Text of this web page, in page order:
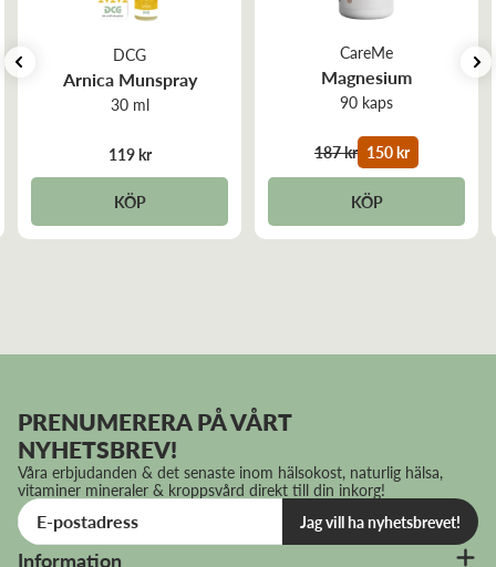
DCG
Arnica Munspray
30 ml
119 kr
KÖP
CareMe
Magnesium
90 kaps
187 kr 150 kr
KÖP
PRENUMERERA PÅ VÅRT
NYHETSBREV!
Våra erbjudanden & det senaste inom hälsokost, naturlig hälsa,
vitaminer mineraler & kroppsvård direkt till din inkorg!
Jag vill ha nyhetsbrevet!
Information